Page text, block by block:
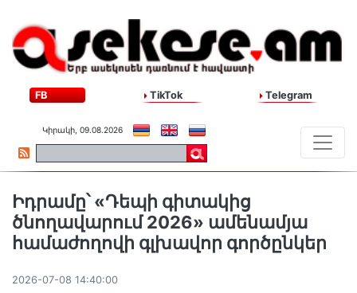
FB TikTok Telegram
Կիրակի, 09.08.2026
Իդրամը՝ «Դեպի գիտակից
ծնողավարում 2026» ամենամյա
համաժողովի գլխավոր գործընկեր
2026-07-08 14:40:00